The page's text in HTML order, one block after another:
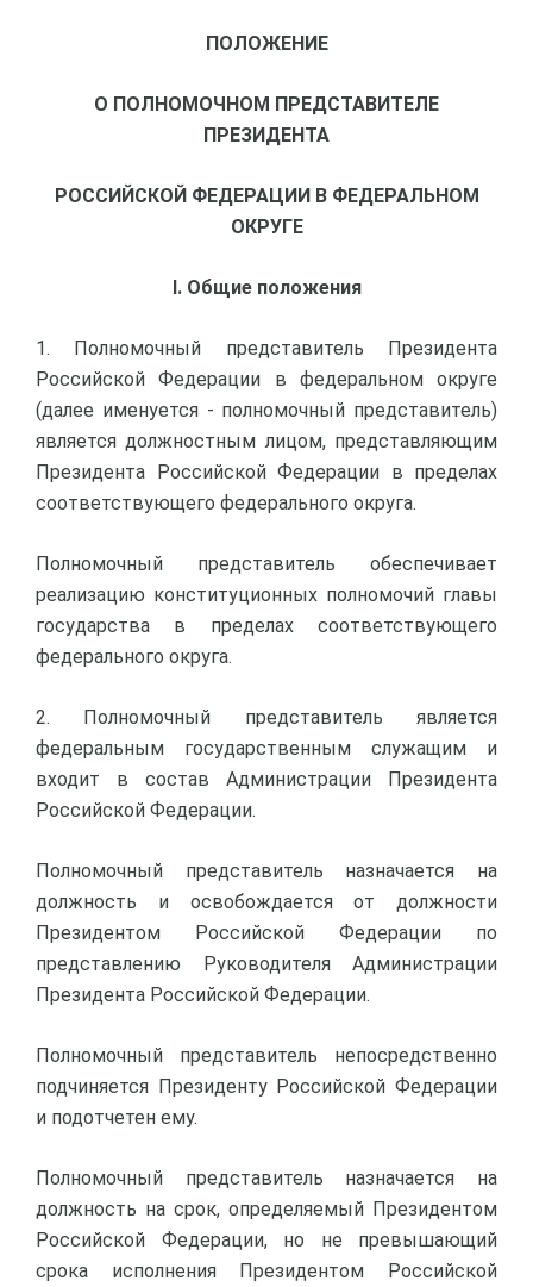
ПОЛОЖЕНИЕ
О ПОЛНОМОЧНОМ ПРЕДСТАВИТЕЛЕ
ПРЕЗИДЕНТА
РОССИЙСКОЙ ФЕДЕРАЦИИ В ФЕДЕРАЛЬНОМ
ОКРУГЕ
I. Общие положения
1. Полномочный представитель Президента
Российской Федерации в федеральном округе
(далее именуется - полномочный представитель)
является должностным лицом, представляющим
Президента Российской Федерации в пределах
соответствующего федерального округа.
Полномочный представитель обеспечивает
реализацию конституционных полномочий главы
государства в пределах соответствующего
федерального округа.
2. Полномочный представитель является
федеральным государственным служащим и
входит в состав Администрации Президента
Российской Федерации.
Полномочный представитель назначается на
должность и освобождается от должности
Президентом Российской Федерации по
представлению Руководителя Администрации
Президента Российской Федерации.
Полномочный представитель непосредственно
подчиняется Президенту Российской Федерации
и подотчетен ему.
Полномочный представитель назначается на
должность на срок, определяемый Президентом
Российской Федерации, но не превышающий
срока исполнения Президентом Российской